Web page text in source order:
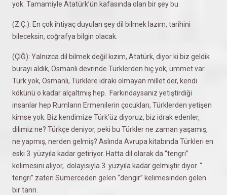
yok. Tamamiyle Atatürk’ün kafasında olan bir şey bu.
(Z.Ç.): En çok ihtiyaç duyulan şey dil bilmek lazım, tarihini
bileceksin, coğrafya bilgin olacak.
(ÇIĞ): Yalnızca dil bilmek değil kızım, Atatürk, diyor ki biz geldik
burayı aldık, Osmanlı devrinde Türklerden hiç yok, ümmet var
Türk yok, Osmanlı, Türklere idrakı olmayan millet der, kendi
kökünü o kadar alçaltmış hep. Farkındaysanız yetiştirdiği
insanlar hep Rumların Ermenilerin çocukları, Türklerden yetişen
kimse yok. Biz kendimize Türk’üz diyoruz, biz idrak edenler,
dilimiz ne? Türkçe deniyor, peki bu Türkler ne zaman yaşamış,
ne yapmış, nerden gelmiş? Aslında Avrupa kitabında Türkleri en
eski 3. yüzyıla kadar getiriyor. Hatta dil olarak da “tengri”
kelimesini alıyor, dolayısıyla 3. yüzyıla kadar gelmiştir diyor. “
tengri” zaten Sümerceden gelen “dengir” kelimesinden gelen
bir tanrı.